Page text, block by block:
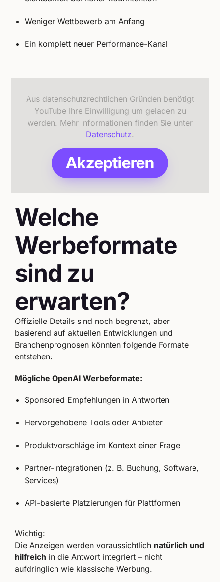
Weniger Wettbewerb am Anfang
Ein komplett neuer Performance-Kanal
Aus datenschutzrechtlichen Gründen benötigt
YouTube Ihre Einwilligung um geladen zu
werden. Mehr Informationen finden Sie unter
Datenschutz.
Akzeptieren
Welche
Werbeformate
sind zu
erwarten?
Offizielle Details sind noch begrenzt, aber
basierend auf aktuellen Entwicklungen und
Branchenprognosen könnten folgende Formate
entstehen:
Mögliche OpenAI Werbeformate:
Sponsored Empfehlungen in Antworten
Hervorgehobene Tools oder Anbieter
Produktvorschläge im Kontext einer Frage
Partner-Integrationen (z. B. Buchung, Software,
Services)
API-basierte Platzierungen für Plattformen
Wichtig:
Die Anzeigen werden voraussichtlich natürlich und
hilfreich in die Antwort integriert – nicht
aufdringlich wie klassische Werbung.